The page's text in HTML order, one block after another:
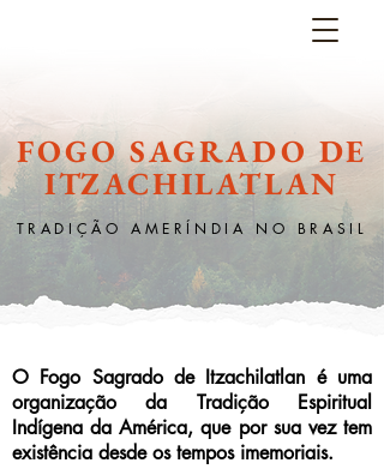
FOGO SAGRADO DE
ITZACHILATLAN
TRADIÇÃO AMERÍNDIA NO BRASIL
O Fogo Sagrado de Itzachilatlan é uma
organização da Tradição Espiritual
Indígena da América, que por sua vez tem
existência desde os tempos imemoriais.